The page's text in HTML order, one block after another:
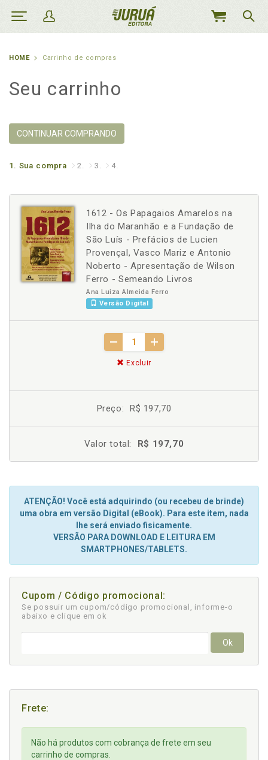
MEU
HOME Carrinho de compras
Seu carrinho
CONTINUAR COMPRANDO
1. Sua compra 2. 3. 4.
1612 - Os Papagaios Amarelos na
Ilha do Maranhão e a Fundação de
São Luís - Prefácios de Lucien
Provençal, Vasco Mariz e Antonio
Noberto - Apresentação de Wilson
Ferro - Semeando Livros
Ana Luiza Almeida Ferro
Versão Digital
Excluir
Preço: R$ 197,70
Valor total: R$ 197,70
ATENÇÃO! Você está adquirindo (ou recebeu de brinde)
uma obra em versão Digital (eBook). Para este item, nada
lhe será enviado fisicamente.
VERSÃO PARA DOWNLOAD E LEITURA EM
SMARTPHONES/TABLETS.
Cupom / Código promocional:
Se possuir um cupom/código promocional, informe-o
abaixo e clique em ok
Ok
Frete:
Não há produtos com cobrança de frete em seu
carrinho de compras.